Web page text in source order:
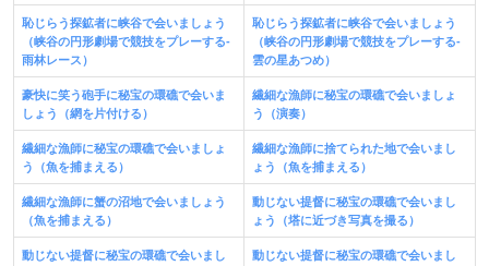
恥じらう探鉱者に峡谷で会いましょう
（峡谷の円形劇場で競技をプレーする-
雨林レース）
恥じらう探鉱者に峡谷で会いましょう
（峡谷の円形劇場で競技をプレーする-
雲の星あつめ）
豪快に笑う砲手に秘宝の環礁で会いま
しょう（網を片付ける）
繊細な漁師に秘宝の環礁で会いましょ
う（演奏）
繊細な漁師に秘宝の環礁で会いましょ
う（魚を捕まえる）
繊細な漁師に捨てられた地で会いまし
ょう（魚を捕まえる）
繊細な漁師に蟹の沼地で会いましょう
（魚を捕まえる）
動じない提督に秘宝の環礁で会いまし
ょう（塔に近づき写真を撮る）
動じない提督に秘宝の環礁で会いまし
動じない提督に秘宝の環礁で会いまし